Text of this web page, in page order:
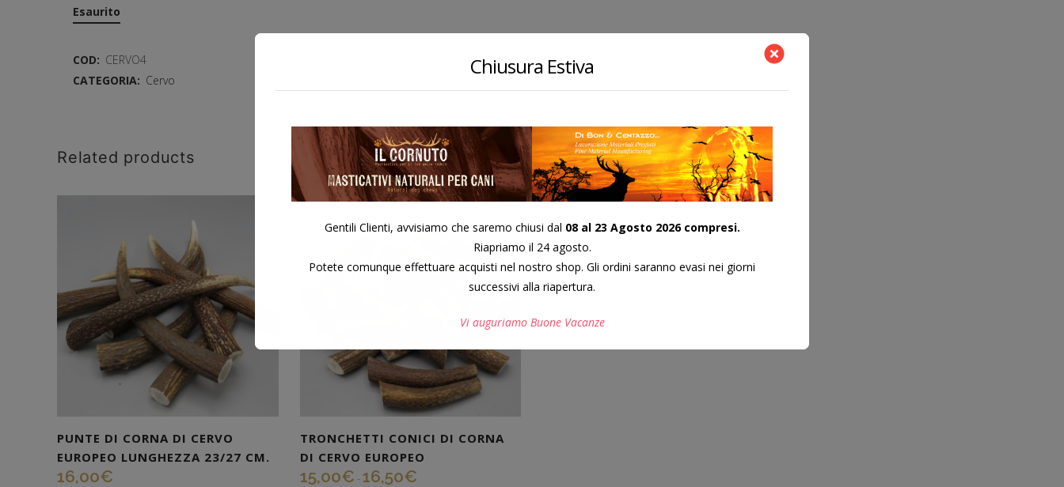
Esaurito
COD: CERVO4
CATEGORIA: Cervo
Related products
PUNTE DI CORNA DI CERVO
EUROPEO LUNGHEZZA 23/27 CM.
16,00€
TRONCHETTI CONICI DI CORNA
DI CERVO EUROPEO
15,00€ -16,50€
Chiusura Estiva
Gentili Clienti, avvisiamo che saremo chiusi dal 08 al 23 Agosto 2026 compresi.
Riapriamo il 24 agosto.
Potete comunque effettuare acquisti nel nostro shop. Gli ordini saranno evasi nei giorni
successivi alla riapertura.
Vi auguriamo Buone Vacanze
Questo si chiuderà in